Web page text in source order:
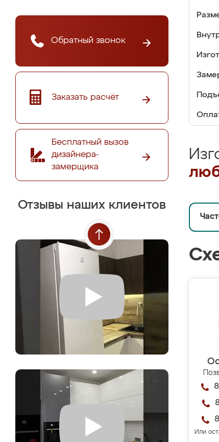
Обратный звонок
Заказать расчёт
Бесплатный вызов
дизайнера-
замерщика
Отзывы наших клиентов
Или